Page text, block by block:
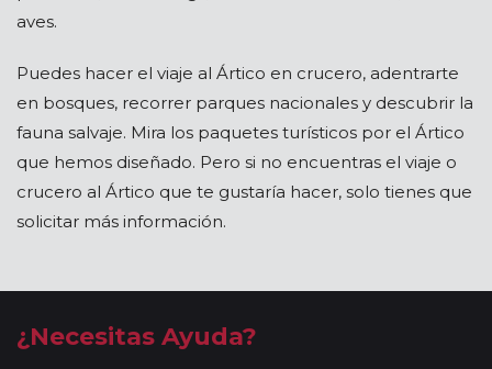
aves.
Puedes hacer el viaje al Ártico en crucero, adentrarte
en bosques, recorrer parques nacionales y descubrir la
fauna salvaje. Mira los paquetes turísticos por el Ártico
que hemos diseñado. Pero si no encuentras el viaje o
crucero al Ártico que te gustaría hacer, solo tienes que
solicitar más información.
¿Necesitas Ayuda?